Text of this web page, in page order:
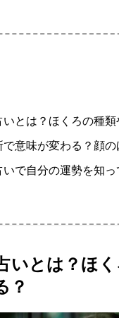
とは？ほくろの種類
で意味が変わる？顔の
いで自分の運勢を知
いとは？ほ
？